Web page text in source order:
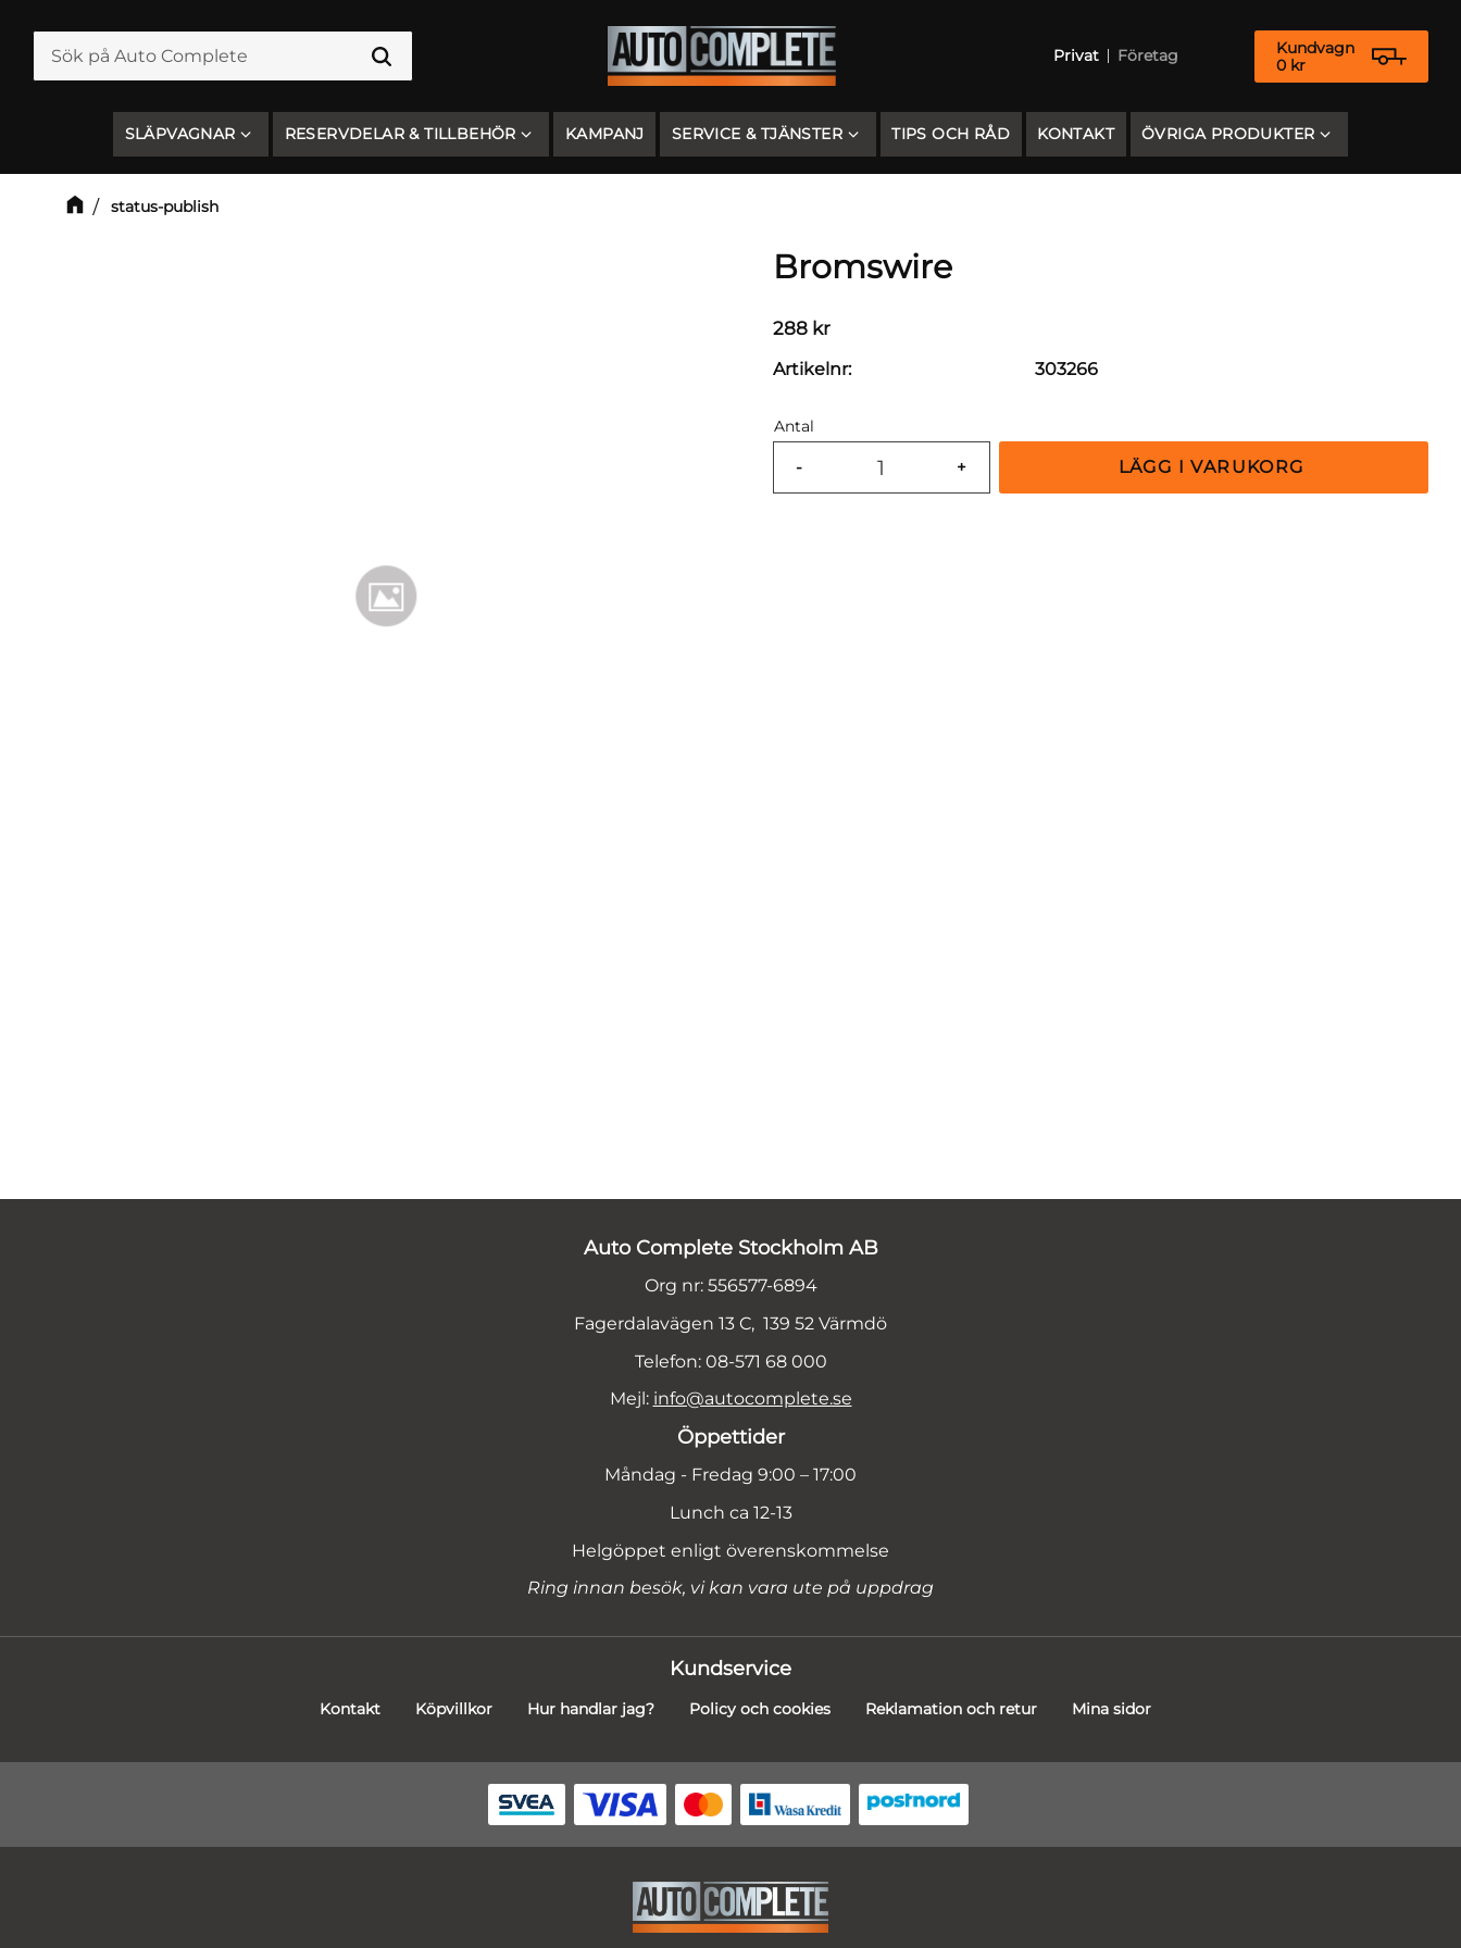
Privat Företag
Kundvagn
0 kr
SLÄPVAGNAR RESERVDELAR & TILLBEHÖR KAMPANJ SERVICE & TJÄNSTER TIPS OCH RÅD KONTAKT ÖVRIGA PRODUKTER
status-publish
Bromswire
288kr
Antal
+
-
Artikelnr 303266
Auto Complete Stockholm AB
Org nr: 556577-6894
Fagerdalavägen 13 C, 139 52 Värmdö
Telefon: 08-571 68 000
Mejl: info@autocomplete.se
Öppettider
Måndag - Fredag 9:00 – 17:00
Lunch ca 12-13
Helgöppet enligt överenskommelse
Ring innan besök, vi kan vara ute på uppdrag
Kundservice
Kontakt Köpvillkor Hur handlar jag? Policy och cookies Reklamation och retur Mina sidor